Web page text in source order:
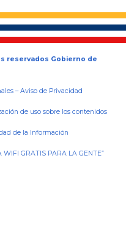
reservados Gobierno de
–Aviso de Privacidad
de uso sobre los contenidos
de la Información
GRATIS PARA LA GENTE”